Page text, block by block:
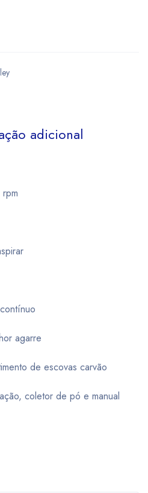
adicional
agarre
de escovas carvão
coletor de pó e manual